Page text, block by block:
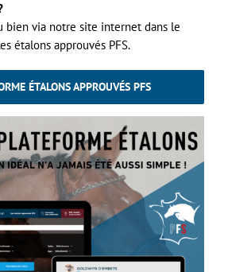
bien via notre site internet dans le
étalons approuvés PFS.
ÉTALONS APPROUVÉS PFS